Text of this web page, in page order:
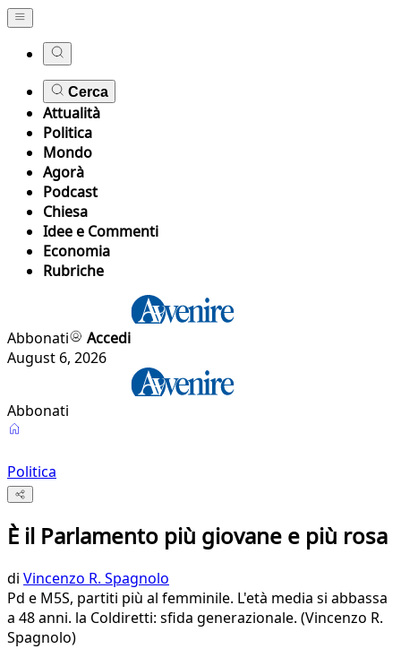
Cerca
Attualità
Politica
Mondo
Agorà
Podcast
Chiesa
Idee e Commenti
Economia
Rubriche
Abbonati
Accedi
August 6, 2026
Abbonati
Politica
È il Parlamento più giovane e più rosa
di Vincenzo R. Spagnolo
Pd e M5S, partiti più al femminile. L'età media si abbassa
a 48 anni. la Coldiretti: sfida generazionale. (Vincenzo R.
Spagnolo)​